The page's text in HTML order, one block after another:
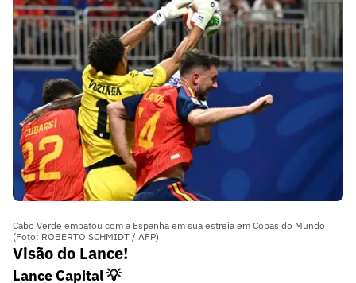
Cabo Verde empatou com a Espanha em sua estreia em Copas do Mundo
(Foto: ROBERTO SCHMIDT / AFP)
Visão do Lance!
Lance Capital 💡